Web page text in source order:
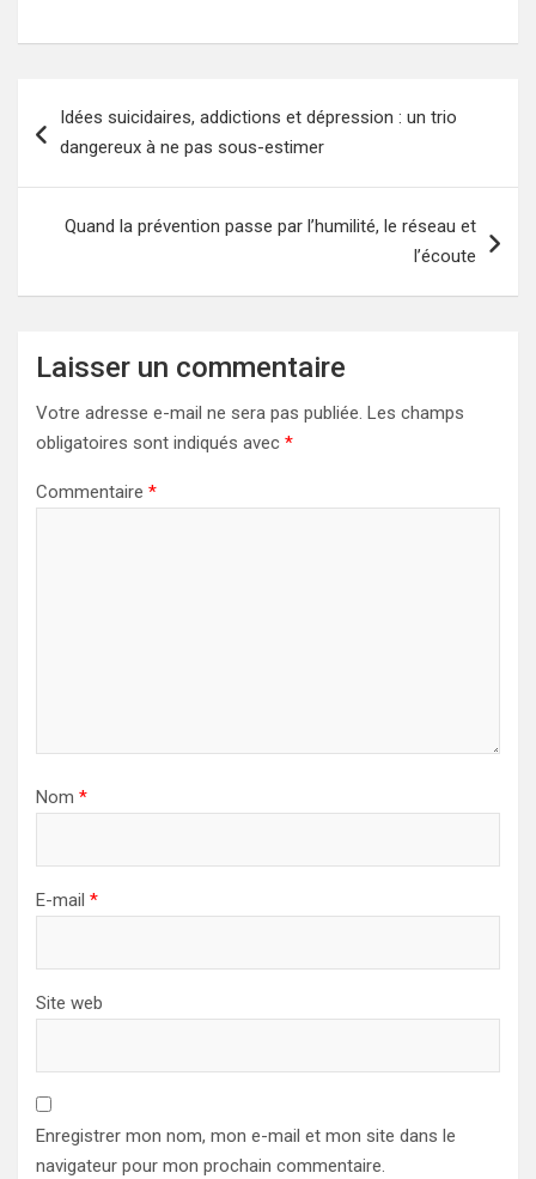
de
Idées suicidaires, addictions et dépression : un trio
dangereux à ne pas sous-estimer
Quand la prévention passe par l’humilité, le réseau et
l’écoute
Laisser un commentaire
Votre adresse e-mail ne sera pas publiée. Les champs
obligatoires sont indiqués avec *
Commentaire *
Nom *
E-mail *
Site web
Enregistrer mon nom, mon e-mail et mon site dans le
navigateur pour mon prochain commentaire.